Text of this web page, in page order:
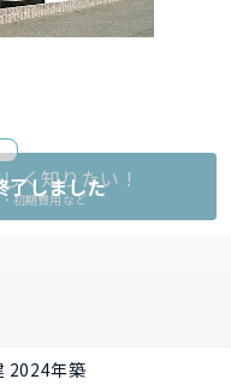
く知りたい !
初期費用など
了しました
2024年築